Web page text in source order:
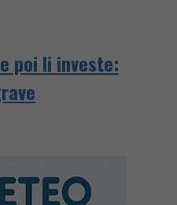
poi li investe: